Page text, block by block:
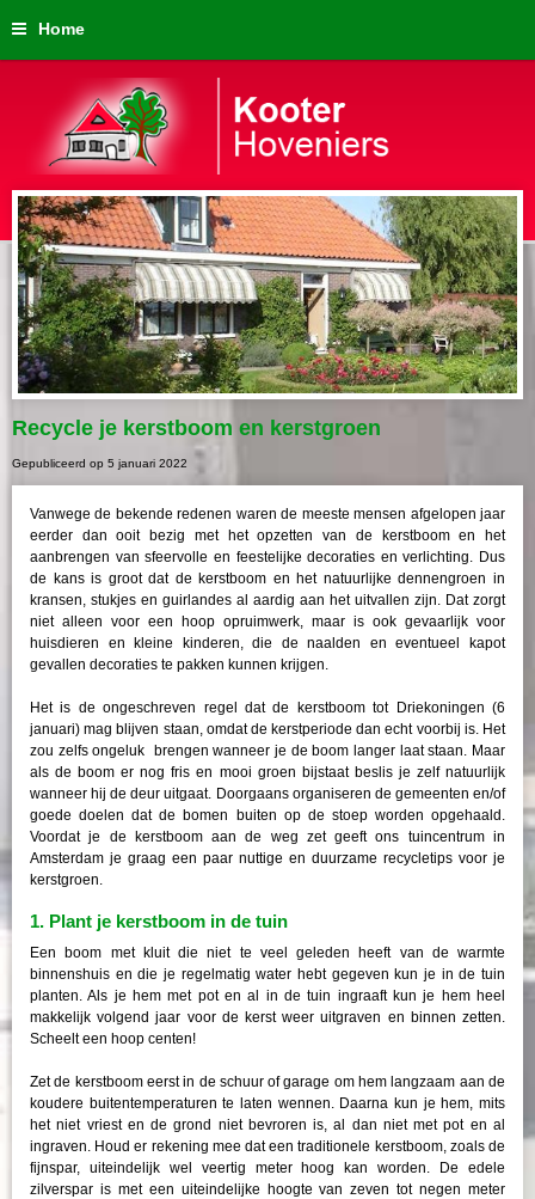
Home
Recycle je kerstboom en kerstgroen
Gepubliceerd op 5 januari 2022
Vanwege de bekende redenen waren de meeste mensen afgelopen jaar
eerder dan ooit bezig met het opzetten van de kerstboom en het
aanbrengen van sfeervolle en feestelijke decoraties en verlichting. Dus
de kans is groot dat de kerstboom en het natuurlijke dennengroen in
kransen, stukjes en guirlandes al aardig aan het uitvallen zijn. Dat zorgt
niet alleen voor een hoop opruimwerk, maar is ook gevaarlijk voor
huisdieren en kleine kinderen, die de naalden en eventueel kapot
gevallen decoraties te pakken kunnen krijgen.
Het is de ongeschreven regel dat de kerstboom tot Driekoningen (6
januari) mag blijven staan, omdat de kerstperiode dan echt voorbij is. Het
zou zelfs ongeluk brengen wanneer je de boom langer laat staan. Maar
als de boom er nog fris en mooi groen bijstaat beslis je zelf natuurlijk
wanneer hij de deur uitgaat. Doorgaans organiseren de gemeenten en/of
goede doelen dat de bomen buiten op de stoep worden opgehaald.
Voordat je de kerstboom aan de weg zet geeft ons tuincentrum in
Amsterdam je graag een paar nuttige en duurzame recycletips voor je
kerstgroen.
1. Plant je kerstboom in de tuin
Een boom met kluit die niet te veel geleden heeft van de warmte
binnenshuis en die je regelmatig water hebt gegeven kun je in de tuin
planten. Als je hem met pot en al in de tuin ingraaft kun je hem heel
makkelijk volgend jaar voor de kerst weer uitgraven en binnen zetten.
Scheelt een hoop centen!
Zet de kerstboom eerst in de schuur of garage om hem langzaam aan de
koudere buitentemperaturen te laten wennen. Daarna kun je hem, mits
het niet vriest en de grond niet bevroren is, al dan niet met pot en al
ingraven. Houd er rekening mee dat een traditionele kerstboom, zoals de
fijnspar, uiteindelijk wel veertig meter hoog kan worden. De edele
zilverspar is met een uiteindelijke hoogte van zeven tot negen meter